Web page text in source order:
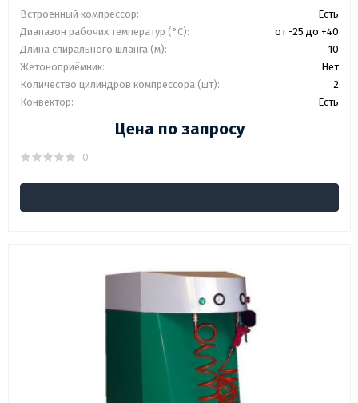
Встроенный компрессор:
Есть
Диапазон рабочих температур (°C):
от -25 до +40
Длина спирального шланга (м):
10
Жетоноприёмник:
Нет
Количество цилиндров компрессора (шт):
2
Конвектор:
Есть
Цена по запросу
0